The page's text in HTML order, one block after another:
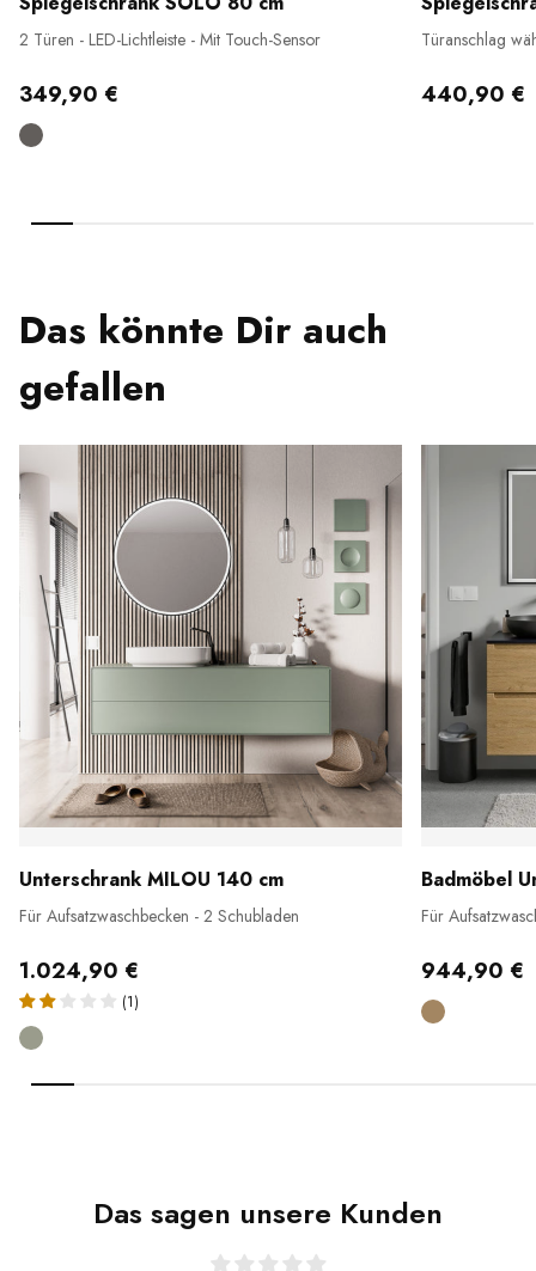
2 Türen - LED-Lichtleiste - Mit Touch-Sensor
349,90 €
Türanschlag
440,90 €
Das könnte Dir auch
gefallen
Unterschrank MILOU 140 cm
Für Aufsatzwaschbecken - 2 Schubladen
1.024,90 €
(1)
Badmöbel
Für
944,90 €
Das sagen unsere Kunden